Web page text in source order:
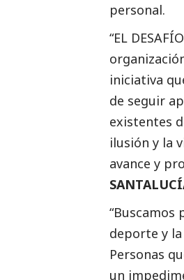
personal.
“EL
iniciativa
de seguir
existentes
ilusión y la
avance y
deporte y
Personas
un